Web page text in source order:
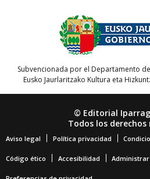
Subvencionada por el Departamento
Eusko Jaurlaritzako Kultura eta
© Editorial
Todos los derechos
Aviso legal Política privacidad
Código ético Accesibilidad Administrar